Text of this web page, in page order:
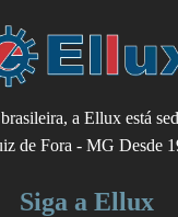
a Ellux está
de Fora - MG Desde
Siga a Ellux